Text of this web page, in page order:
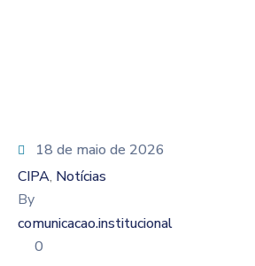
18 de maio de 2026
CIPA‚ Notícias
By
comunicacao.institucional
0